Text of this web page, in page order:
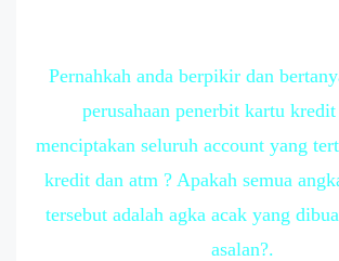
Pernahkah anda berpikir dan
perusahaan penerbit kartu
menciptakan seluruh account yang
kredit dan atm ? Apakah semua
tersebut adalah agka acak yang
asalan?.